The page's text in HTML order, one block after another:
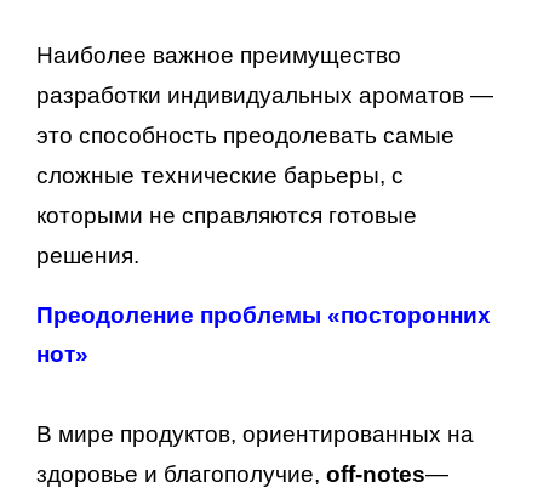
Наиболее важное преимущество
разработки индивидуальных ароматов —
это способность преодолевать самые
сложные технические барьеры, с
которыми не справляются готовые
решения.
Преодоление проблемы «посторонних
нот»
В мире продуктов, ориентированных на
здоровье и благополучие, off-notes—